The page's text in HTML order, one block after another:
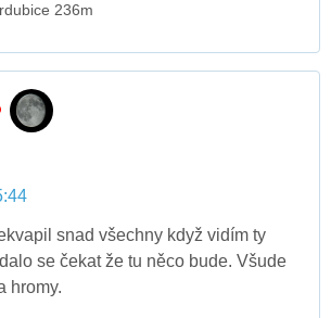
236m
snad všechny když vidím ty
se čekat že tu něco bude. Všude
hromy.